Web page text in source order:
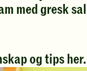
med gresk
og tips her.